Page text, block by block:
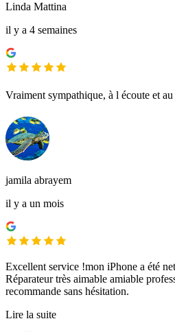
Linda Mattina
il y a 4 semaines
Vraiment sympathique, à l écoute et
jamila abrayem
il y a un mois
Excellent service !mon iPhone a été
Réparateur très aimable amiable
recommande sans hésitation.
Lire la suite